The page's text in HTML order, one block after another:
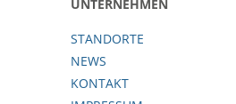
UNTERNEHMEN
STANDORTE
NEWS
KONTAKT